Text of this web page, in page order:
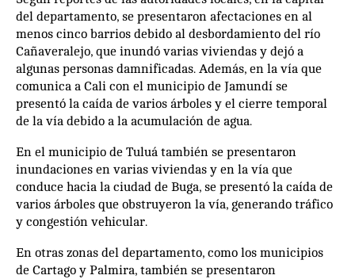
del departamento, se presentaron afectaciones en al
menos cinco barrios debido al desbordamiento del río
Cañaveralejo, que inundó varias viviendas y dejó a
algunas personas damnificadas. Además, en la vía que
comunica a Cali con el municipio de Jamundí se
presentó la caída de varios árboles y el cierre temporal
de la vía debido a la acumulación de agua.
En el municipio de Tuluá también se presentaron
inundaciones en varias viviendas y en la vía que
conduce hacia la ciudad de Buga, se presentó la caída de
varios árboles que obstruyeron la vía, generando tráfico
y congestión vehicular.
En otras zonas del departamento, como los municipios
de Cartago y Palmira, también se presentaron